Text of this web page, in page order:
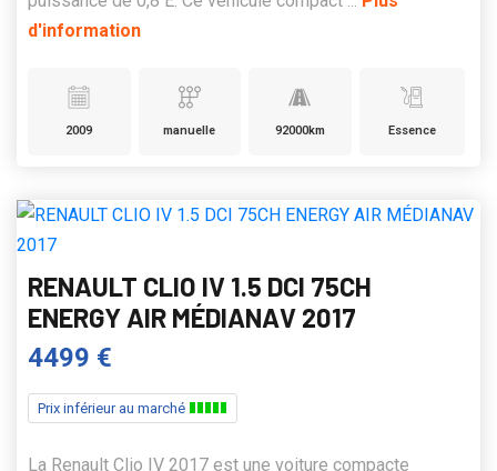
d'information
2009 manuelle 92000km Essence
RENAULT CLIO IV 1.5 DCI 75CH
ENERGY AIR MÉDIANAV 2017
4499 €
Prix inférieur au marché
La Renault Clio IV 2017 est une voiture compacte